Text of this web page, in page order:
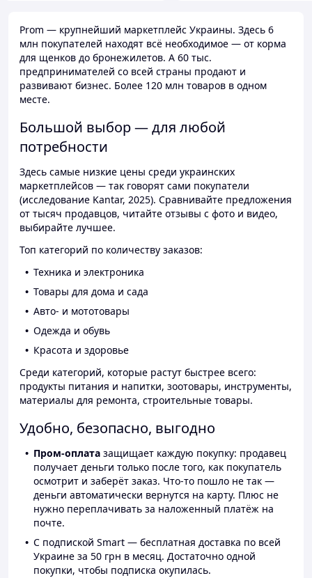
Prom — крупнейший маркетплейс Украины. Здесь 6
млн покупателей находят всё необходимое — от корма
для щенков до бронежилетов. А 60 тыс.
предпринимателей со всей страны продают и
развивают бизнес. Более 120 млн товаров в одном
месте.
Большой выбор — для любой
потребности
Здесь самые низкие цены среди украинских
маркетплейсов — так говорят сами покупатели
(исследование Kantar, 2025). Сравнивайте предложения
от тысяч продавцов, читайте отзывы с фото и видео,
выбирайте лучшее.
Топ категорий по количеству заказов:
Техника и электроника
Товары для дома и сада
Авто- и мототовары
Одежда и обувь
Красота и здоровье
Среди категорий, которые растут быстрее всего:
продукты питания и напитки, зоотовары, инструменты,
материалы для ремонта, строительные товары.
Удобно, безопасно, выгодно
Пром-оплата защищает каждую покупку: продавец
получает деньги только после того, как покупатель
осмотрит и заберёт заказ. Что-то пошло не так —
деньги автоматически вернутся на карту. Плюс не
нужно переплачивать за наложенный платёж на
почте.
С подпиской Smart — бесплатная доставка по всей
Украине за 50 грн в месяц. Достаточно одной
покупки, чтобы подписка окупилась.